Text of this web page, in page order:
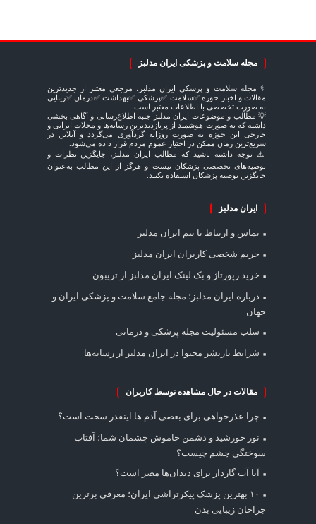
مجله سلامت و پزشکی ایران مدلبز
⚕️ مجله سلامت و پزشکی ایران مدلبز، مرجعی معتبر از جدیدترین
مقالات و اخبار حوزه ✅سلامت ✅پزشکی ✅بهداشت ✅درمان ✅زیبایی
به صورت تخصصی با اطلاعات معتبر است.
💡 مطالب و موضوعات ایران مدلبز جنبه اطلاع‌رسانی و آگاهی بخشی
داشته که به صورت هوشمند از پربازدیدترین رسانه‌ها و مجلات ایرانی و
خارجی این حوزه به صورت روزانه گردآوری می‌گردد و آنلاین در
سریع‌ترین زمان ممکن در اختیار عموم مردم قرار داده می‌شود.
⚠️ توجه داشته باشید که مطالب ایران مدلبز، جایگزین نظرات و
توصیه‌های تخصصی پزشکان نیست و هرگز از این مطالب به‌عنوان
جایگزین توصیه پزشکان استفاده نکنید.
ایران مدلبز
تماس و ارتباط با تیم ایران مدلبز
حریم شخصی کاربران ایران مدلبز
خرید رپورتاژ و بک لینک ایران مدلبز از تریبون
درباره ایران مدلبز؛ مجله جامع سلامت و پزشکی ایران و
جهان
سلب مسئولیت مجله پزشکی و درمانی
شرایط بازنشر محتوا در ایران مدلبز از رسانه‌ها
مقالات در حال مشاهده توسط کاربران
چرا عذرخواهی برای بعضی آدم ها اینقدر سخت است؟
نور خورشید و دشمن خاموش چشمان شما؛ آفتاب
سوختگی چشم چیست؟
آیا آب گازدار برای دندان‌ها مضر است؟
۱۰ بهترین پزشک پیکرتراشی ایران؛ معرفی برترین
جراحان زیبایی بدن